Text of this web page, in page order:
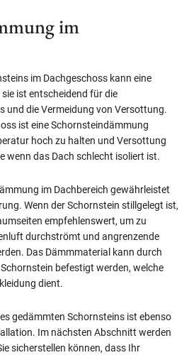
im
im Dachgeschoss kann eine
ist entscheidend für die
und die Vermeidung von Versottung.
ist eine Schornsteindämmung
hoch zu halten und Versottung
wenn das Dach schlecht isoliert ist.
im Dachbereich gewährleistet
Wenn der Schornstein stillgelegt ist,
empfehlenswert, um zu
durchströmt und angrenzende
Das Dämmmaterial kann durch
befestigt werden, welche
dient.
gedämmten Schornsteins ist ebenso
Im nächsten Abschnitt werden
sicherstellen können, dass Ihr